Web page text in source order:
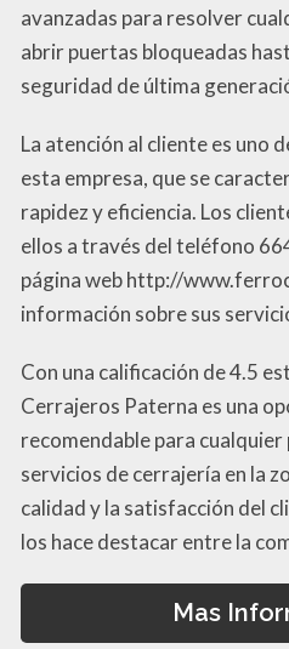
avanzadas para resolver
abrir puertas bloqueadas
seguridad de última
La atención al cliente es uno
esta empresa, que se
rapidez y eficiencia. Los
ellos a través del teléfono
página web http://
información sobre sus
Con una calificación de 4.5
Cerrajeros Paterna es una
recomendable para
servicios de cerrajería en la
calidad y la satisfacción del
los hace destacar entre la
Mas